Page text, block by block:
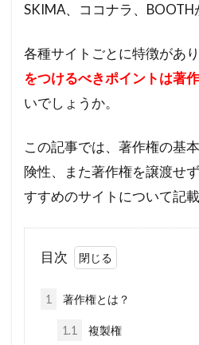
SKIMA、ココナラ、BOOTH
各種サイトごとに特徴があ
をつけるべきポイントは著
いでしょうか。
この記事では、著作権の基
険性、また著作権を譲渡せ
すすめのサイトについて記載
目次
1 著作権とは？
1.1 複製権